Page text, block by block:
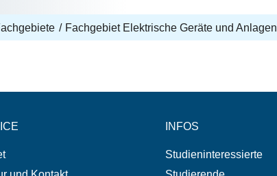
Fachgebiet Elektrische Geräte und Anlagen
INFOS
Studieninteressierte